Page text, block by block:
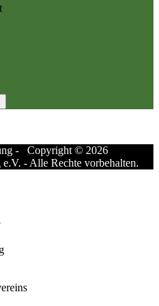
- Copyright © 2026
e.V. - Alle Rechte vorbehalten.